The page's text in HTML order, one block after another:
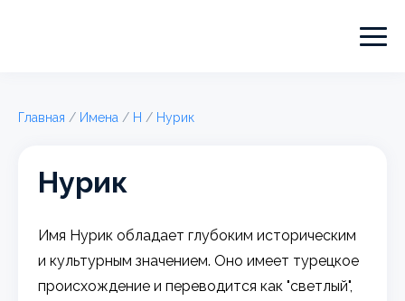
Главная / Имена / Н / Нурик
Нурик
Имя Нурик обладает глубоким историческим
и культурным значением. Оно имеет турецкое
происхождение и переводится как "светлый",